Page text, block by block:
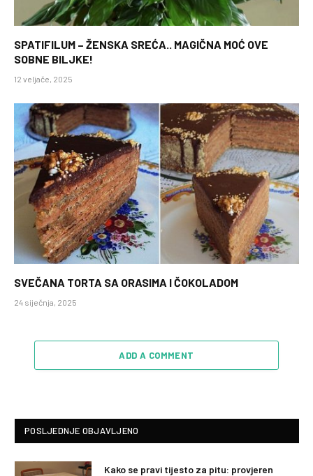
SPATIFILUM – ŽENSKA SREĆA.. MAGIČNA MOĆ OVE
SOBNE BILJKE!
12 veljače, 2025
SVEČANA TORTA SA ORASIMA I ČOKOLADOM
24 siječnja, 2025
ADD A COMMENT
POSLJEDNJE OBJAVLJENO
Kako se pravi tijesto za pitu: provjeren